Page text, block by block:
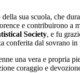
sua scuola, che
e contribuirono a
Society, e fu
conferita dal sovrano in
una vera e propria
coraggio e